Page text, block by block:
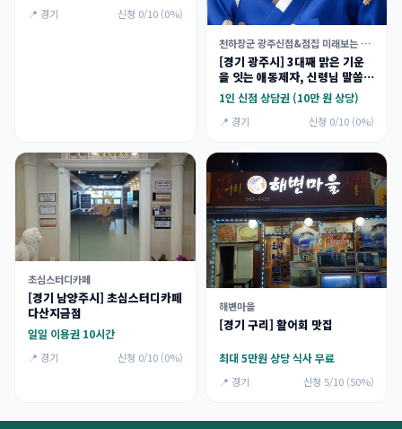
📍 경기 신청 0/10 (0%)
천하장군 광주신점&점집 미래보는 애동제자
[경기 광주시] 3대째 맑은 기운
을 잇는 애동제자, 신령님 말씀만
전하는 천하장군 신점 체험단
1인 신점 상담권 (10만 원 상당)
📍 경기 신청 0/10 (0%)
초심스터디카페
[경기 남양주시] 초심스터디카페
다산지금점
일일 이용권 10시간
📍 경기 신청 0/10 (0%)
해변마을
[경기 구리] 활어회 맛집
최대 5만원 상당 식사 무료
📍 경기 신청 5/10 (50%)